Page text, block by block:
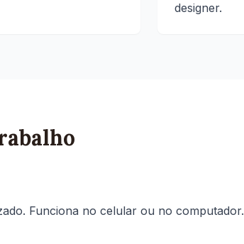
designer.
Funciona no celular ou no computador.